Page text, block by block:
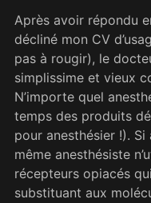
Après avoir répondu
décliné mon CV
pas à rougir), le
simplissime et vieux
N’importe quel
temps des produits
pour anesthésier !).
même anesthésiste
récepteurs opiacés
substituant aux